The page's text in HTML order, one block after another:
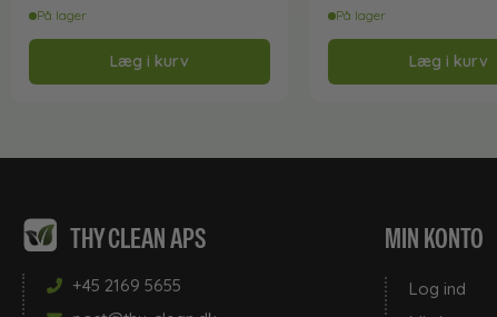
På lager
Læg i kurv
På lager
Læg i kurv
THY CLEAN APS
+45 2169 5655
MIN KONTO
Log ind